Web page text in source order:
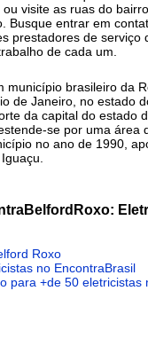
visite as ruas do
Busque entrar em
prestadores de serviço
de cada um.
município brasileiro da
de Janeiro, no estado
da capital do estado
se por uma área
no ano de 1990,
Roxo
no EncontraBrasil
para +de 50 eletricistas